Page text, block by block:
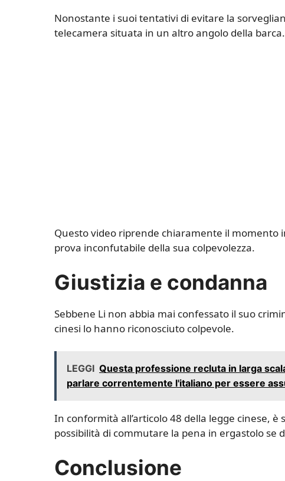
Nonostante i suoi tentativi di evitare la
telecamera situata in un altro angolo della barca.
Questo video riprende chiaramente il momento
prova inconfutabile della sua colpevolezza.
Giustizia e condanna
Sebbene Li non abbia mai confessato il suo
cinesi lo hanno riconosciuto colpevole.
LEGGI Questa professione recluta in larga
parlare correntemente l'italiano per essere
In conformità all’articolo 48 della legge cinese, è
possibilità di commutare la pena in ergastolo
Conclusione